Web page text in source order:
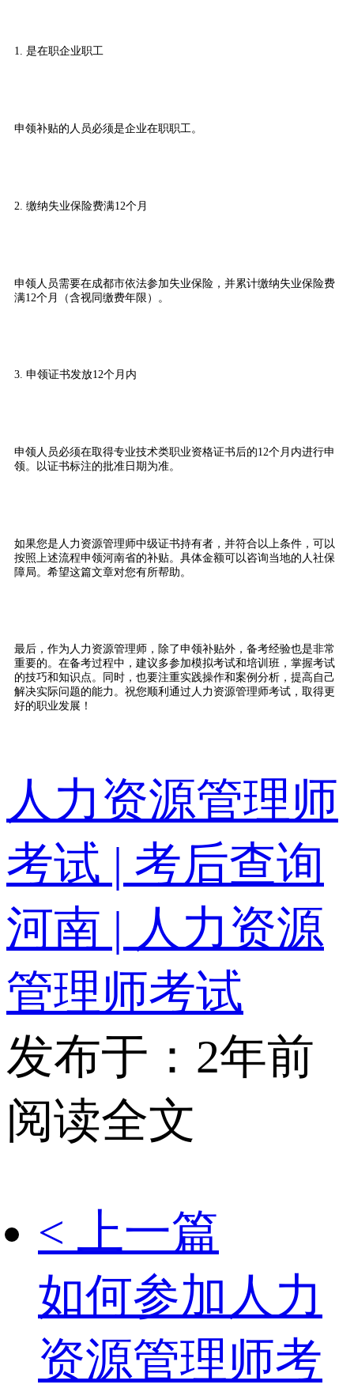
1. 是在职企业职工
申领补贴的人员必须是企业在职职工。
2. 缴纳失业保险费满12个月
申领人员需要在成都市依法参加失业保险，并累计缴纳失业保险费
满12个月（含视同缴费年限）。
3. 申领证书发放12个月内
申领人员必须在取得专业技术类职业资格证书后的12个月内进行申
领。以证书标注的批准日期为准。
如果您是人力资源管理师中级证书持有者，并符合以上条件，可以
按照上述流程申领河南省的补贴。具体金额可以咨询当地的人社保
障局。希望这篇文章对您有所帮助。
最后，作为人力资源管理师，除了申领补贴外，备考经验也是非常
重要的。在备考过程中，建议多参加模拟考试和培训班，掌握考试
的技巧和知识点。同时，也要注重实践操作和案例分析，提高自己
解决实际问题的能力。祝您顺利通过人力资源管理师考试，取得更
好的职业发展！
人力资源管理师
考试 | 考后查询
河南 | 人力资源
管理师考试
发布于：2年前
阅读全文
< 上一篇
如何参加人力
资源管理师考